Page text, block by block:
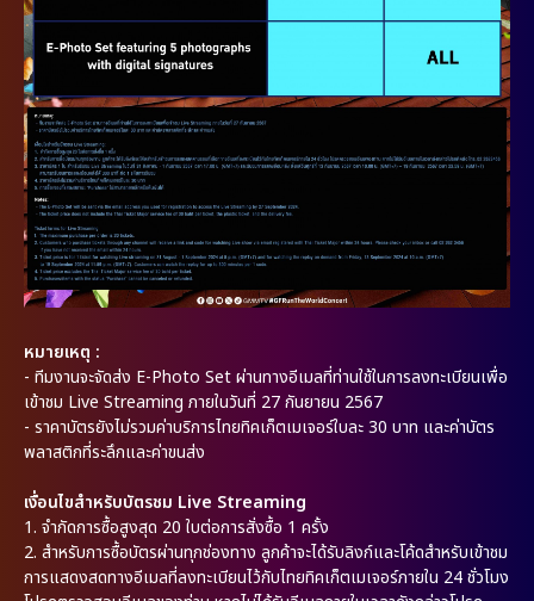
หมายเหตุ :
- ทีมงานจะจัดส่ง E-Photo Set ผ่านทางอีเมลที่ท่านใช้ในการลงทะเบียนเพื่อ
เข้าชม Live Streaming ภายในวันที่ 27 กันยายน 2567
- ราคาบัตรยังไม่รวมค่าบริการไทยทิคเก็ตเมเจอร์ใบละ 30 บาท และค่าบัตร
พลาสติกที่ระลึกและค่าขนส่ง
เงื่อนไขสำหรับบัตรชม Live Streaming
1. จำกัดการซื้อสูงสุด 20 ใบต่อการสั่งซื้อ 1 ครั้ง
2. สำหรับการซื้อบัตรผ่านทุกช่องทาง ลูกค้าจะได้รับลิงก์และโค้ดสำหรับเข้าชม
การแสดงสดทางอีเมลที่ลงทะเบียนไว้กับไทยทิคเก็ตเมเจอร์ภายใน 24 ชั่วโมง